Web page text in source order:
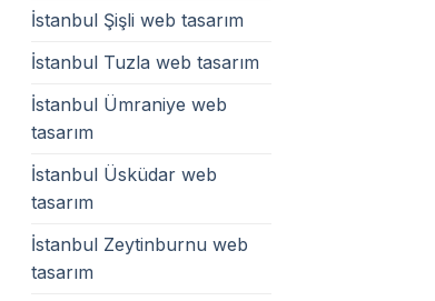
İstanbul Şişli web tasarım
İstanbul Tuzla web tasarım
İstanbul Ümraniye web
tasarım
İstanbul Üsküdar web
tasarım
İstanbul Zeytinburnu web
tasarım